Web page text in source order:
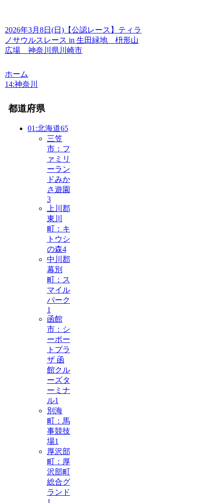
2026年3月8日(日)【公認レース】ティラ
ノサウルスレース in 生田緑地 枡形山
広場 神奈川県川崎市
ホーム
14:神奈川
都道府県
01:北海道65
三笠
市：フ
ァミリ
ーラン
ドみか
さ遊園
3
上川郡
東川
町：キ
トウシ
の森4
中川郡
幕別
町：ス
マイル
パーク
1
函館
市：シ
ーポー
トプラ
ザ 函
館クル
ーズタ
ーミナ
ル1
別海
町：馬
事競技
場1
厚沢部
町：厚
沢部町
総合グ
ランド